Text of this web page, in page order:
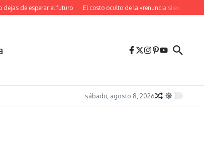
de esperar el futuro El costo oculto de la «renuncia silenciosa»
sábado, agosto 8, 2026